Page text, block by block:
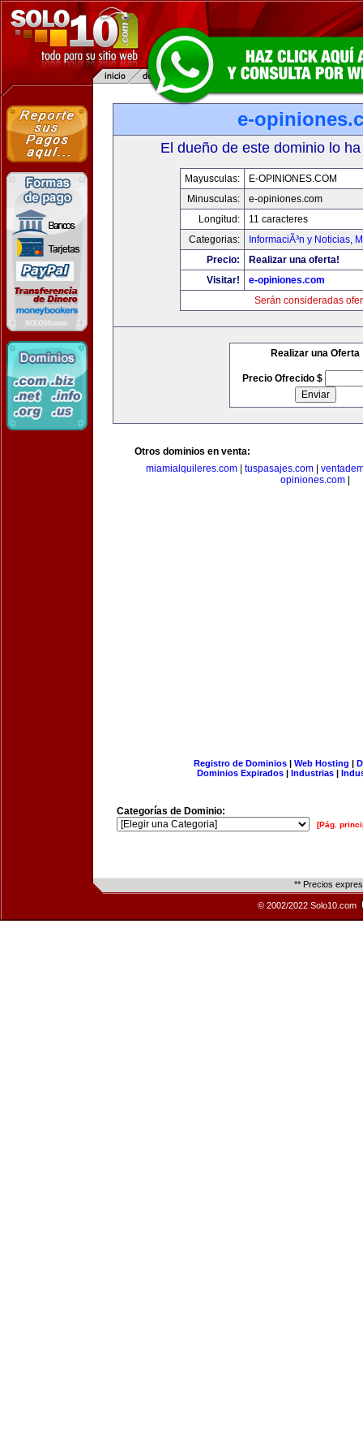
e-
El dueño de este dominio lo
Mayusculas:
E-OPINIONES.COM
Minusculas:
e-opiniones.com
Longitud:
11 caracteres
Categorias:
InformaciÃ³n y Noticias,
Precio:
Realizar una oferta!
Visitar!
e-opiniones.com
Serán consideradas
Realizar una Oferta
Precio Ofrecido $
Otros dominios en venta:
miamialquileres.com
tuspasajes.com
opiniones.com
Registro de Dominios| Web Hosting |
Dominios Expirados | Industrias |
Categorías de Dominio:
[Pág.
** Precios
© 2002/2022 Solo10.com